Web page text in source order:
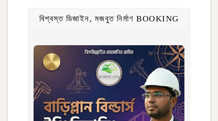
বিশ্বস্ত ডিজাইন, মজবুত নির্মাণ BOOKING